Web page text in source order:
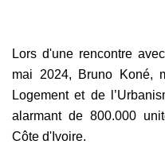
Lors d'une rencontre
mai 2024, Bruno Koné,
Logement et de
alarmant de 800.000
Côte d'Ivoire.